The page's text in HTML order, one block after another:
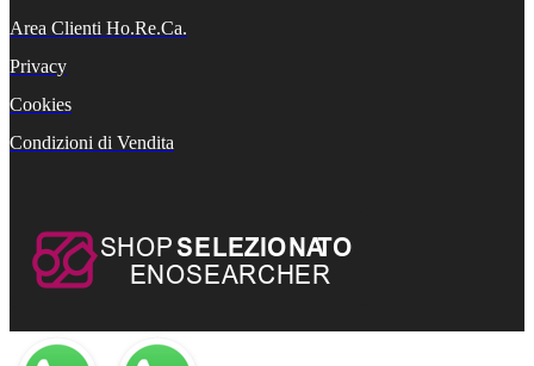
Area Clienti Ho.Re.Ca.
Privacy
Cookies
Condizioni di Vendita